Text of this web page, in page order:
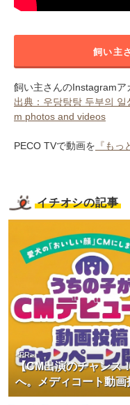
飼い主
飼い主さんのInstagramア
出典：우당탕탕 두부의
m photos and videos
PECO TVで動画を 『もっ
イチオシの記事
【CM出演のチャンス
へ。メディコート動
<PR>